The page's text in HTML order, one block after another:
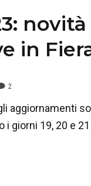
in
2
aggiornamenti
i giorni 19, 20 e